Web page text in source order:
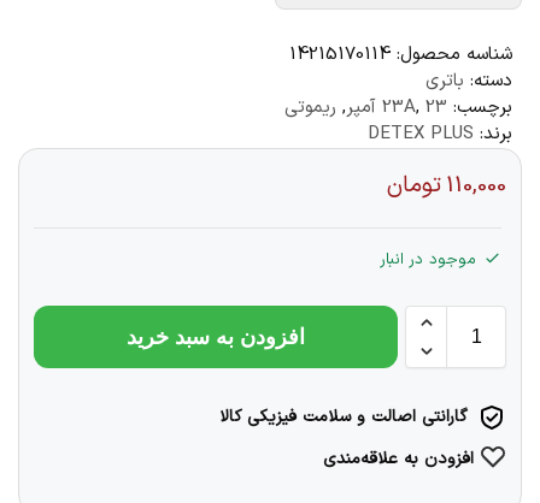
شناسه محصول: 14215170114
دسته: باتری
برچسب:
23A, 23آمپر , ریموتی
برند: DETEX PLUS
110,000تومان
موجود در انبار
افزودن به سبد خرید
گارانتی اصالت و سلامت فیزیکی کالا
افزودن به علاقه‌مندی